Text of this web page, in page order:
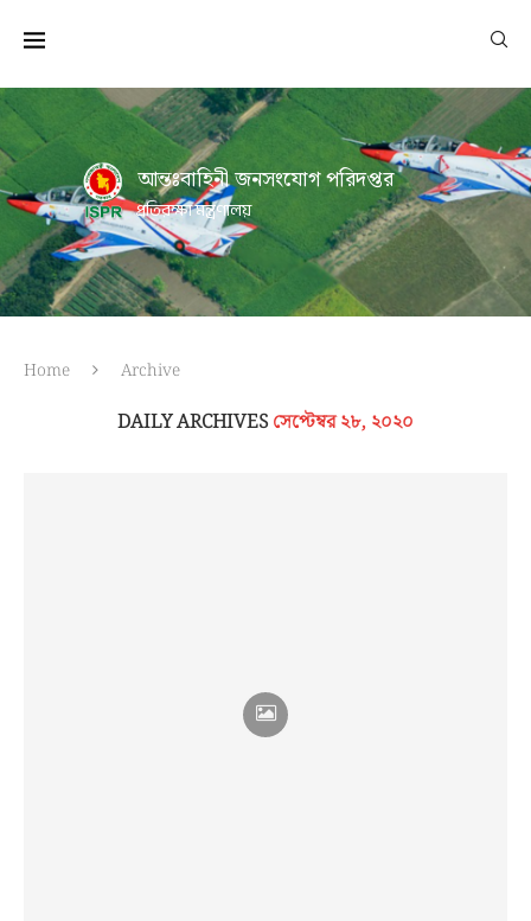
আন্তঃবাহিনী জনসংযোগ পরিদপ্তর
প্রতিরক্ষা মন্ত্রণালয়
Home Archive
DAILY ARCHIVES সেপ্টেম্বর ২৮, ২০২০